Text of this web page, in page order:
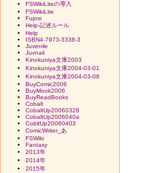
FSWikiLiteの導入
FSWikiLite
Fujosi
Help-記述ルール
Help
ISBN4-7973-3338-3
Juvenile
Juvnail
Kinokuniya文庫2003
Kinokuniya文庫2004-03-01
Kinokuniya文庫2004-03-08
BuyComic2006
BuyMook2006
BuyReadBooks
Cobalt
CobaltUp20060328
CobaltUp2006040a
CobltUp20060403
ComicWriter_あ
FSWiki
Fantasy
2013年
2014年
2015年